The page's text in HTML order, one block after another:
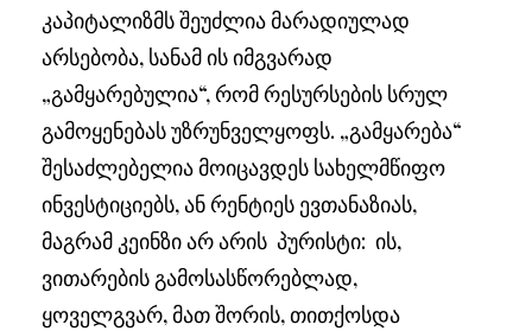
კაპიტალიზმს შეუძლია მარადიულად
არსებობა, სანამ ის იმგვარად
„გამყარებულია“, რომ რესურსების სრულ
გამოყენებას უზრუნველყოფს. „გამყარება“
შესაძლებელია მოიცავდეს სახელმწიფო
ინვესტიციებს, ან რენტიეს ევთანაზიას,
მაგრამ კეინზი არ არის პურისტი: ის,
ვითარების გამოსასწორებლად,
ყოველგვარ, მათ შორის, თითქოსდა